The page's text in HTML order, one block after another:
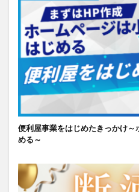
便利屋事業をはじめたきっかけ
める～